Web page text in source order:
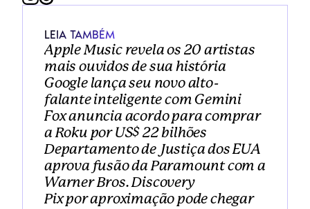
LEIA TAMBÉM
Apple Music revela os 20 artistas
mais ouvidos de sua história
Google lança seu novo alto-
falante inteligente com Gemini
Fox anuncia acordo para comprar
a Roku por US$ 22 bilhões
Departamento de Justiça dos EUA
aprova fusão da Paramount com a
Warner Bros. Discovery
Pix por aproximação pode chegar